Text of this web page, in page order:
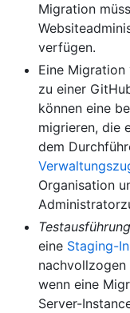
Migration
verfügen.
Eine
zu einer
können eine
migrieren, die
dem
Organisation
eine Staging-
nachvollzogen
wenn eine
Server-